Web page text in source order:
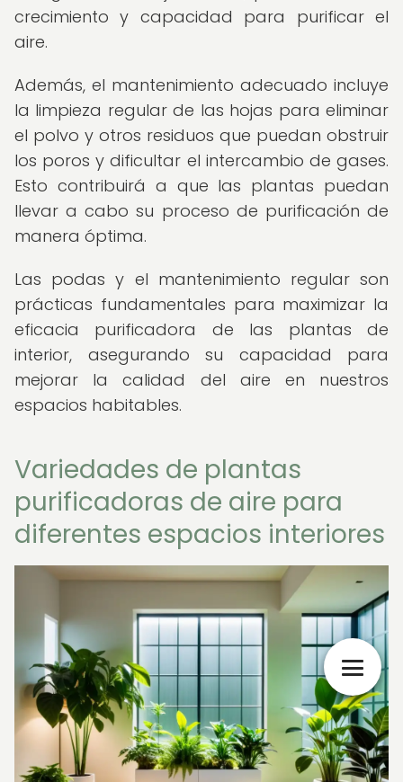
crecimiento y capacidad para purificar el
aire.
Además, el mantenimiento adecuado incluye
la limpieza regular de las hojas para eliminar
el polvo y otros residuos que puedan obstruir
los poros y dificultar el intercambio de gases.
Esto contribuirá a que las plantas puedan
llevar a cabo su proceso de purificación de
manera óptima.
Las podas y el mantenimiento regular son
prácticas fundamentales para maximizar la
eficacia purificadora de las plantas de
interior, asegurando su capacidad para
mejorar la calidad del aire en nuestros
espacios habitables.
Variedades de plantas
purificadoras de aire para
diferentes espacios interiores